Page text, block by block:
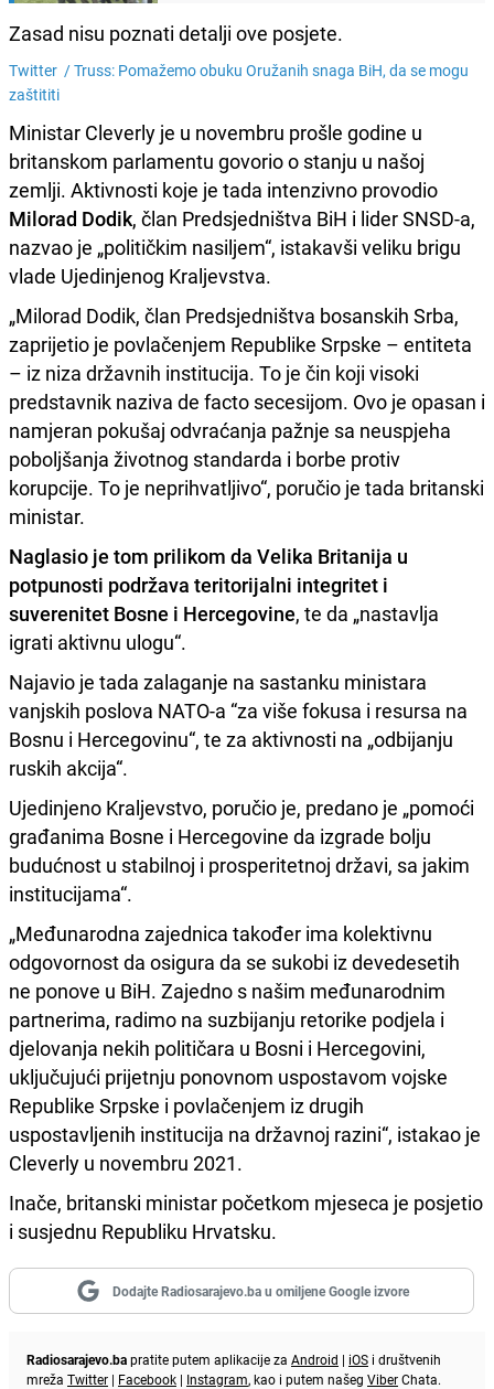
Zasad nisu poznati detalji ove posjete.
Twitter /Truss: Pomažemo obuku Oružanih snaga BiH, da se mogu
zaštititi
Ministar Cleverly je u novembru prošle godine u
britanskom parlamentu govorio o stanju u našoj
zemlji. Aktivnosti koje je tada intenzivno provodio
Milorad Dodik, član Predsjedništva BiH i lider SNSD-a,
nazvao je „političkim nasiljem“, istakavši veliku brigu
vlade Ujedinjenog Kraljevstva.
„Milorad Dodik, član Predsjedništva bosanskih Srba,
zaprijetio je povlačenjem Republike Srpske – entiteta
– iz niza državnih institucija. To je čin koji visoki
predstavnik naziva de facto secesijom. Ovo je opasan i
namjeran pokušaj odvraćanja pažnje sa neuspjeha
poboljšanja životnog standarda i borbe protiv
korupcije. To je neprihvatljivo“, poručio je tada britanski
ministar.
Naglasio je tom prilikom da Velika Britanija u
potpunosti podržava teritorijalni integritet i
suverenitet Bosne i Hercegovine, te da „nastavlja
igrati aktivnu ulogu“.
Najavio je tada zalaganje na sastanku ministara
vanjskih poslova NATO-a “za više fokusa i resursa na
Bosnu i Hercegovinu“, te za aktivnosti na „odbijanju
ruskih akcija“.
Ujedinjeno Kraljevstvo, poručio je, predano je „pomoći
građanima Bosne i Hercegovine da izgrade bolju
budućnost u stabilnoj i prosperitetnoj državi, sa jakim
institucijama“.
„Međunarodna zajednica također ima kolektivnu
odgovornost da osigura da se sukobi iz devedesetih
ne ponove u BiH. Zajedno s našim međunarodnim
partnerima, radimo na suzbijanju retorike podjela i
djelovanja nekih političara u Bosni i Hercegovini,
uključujući prijetnju ponovnom uspostavom vojske
Republike Srpske i povlačenjem iz drugih
uspostavljenih institucija na državnoj razini“, istakao je
Cleverly u novembru 2021.
Inače, britanski ministar početkom mjeseca je posjetio
i susjednu Republiku Hrvatsku.
Dodajte Radiosarajevo.ba u omiljene Google izvore
Radiosarajevo.bapratite putem aplikacije za Android | iOS i društvenih
mreža Twitter | Facebook | Instagram, kao i putem našeg ViberChata.